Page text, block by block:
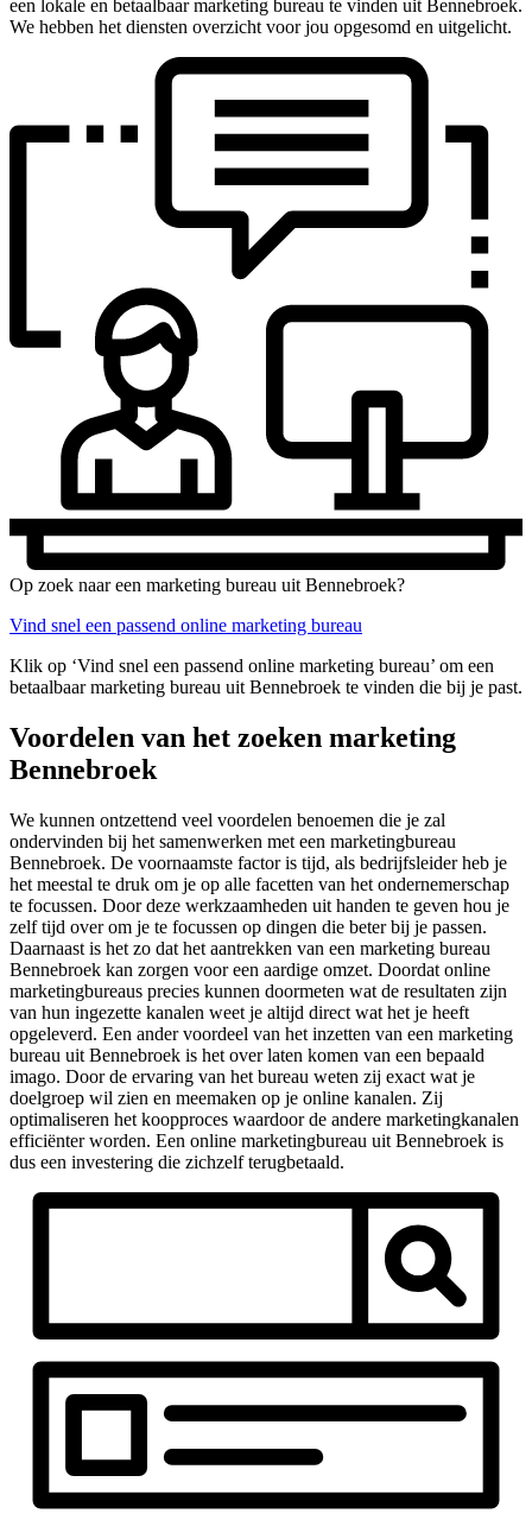
een lokale en betaalbaar marketing bureau te vinden uit Bennebroek.
We hebben het diensten overzicht voor jou opgesomd en uitgelicht.
Op zoek naar een marketing bureau uit Bennebroek?
Vind snel een passend online marketing bureau
Klik op ‘Vind snel een passend online marketing bureau’ om een
betaalbaar marketing bureau uit Bennebroek te vinden die bij je past.
Voordelen van het zoeken marketing
Bennebroek
We kunnen ontzettend veel voordelen benoemen die je zal
ondervinden bij het samenwerken met een marketingbureau
Bennebroek. De voornaamste factor is tijd, als bedrijfsleider heb je
het meestal te druk om je op alle facetten van het ondernemerschap
te focussen. Door deze werkzaamheden uit handen te geven hou je
zelf tijd over om je te focussen op dingen die beter bij je passen.
Daarnaast is het zo dat het aantrekken van een marketing bureau
Bennebroek kan zorgen voor een aardige omzet. Doordat online
marketingbureaus precies kunnen doormeten wat de resultaten zijn
van hun ingezette kanalen weet je altijd direct wat het je heeft
opgeleverd. Een ander voordeel van het inzetten van een marketing
bureau uit Bennebroek is het over laten komen van een bepaald
imago. Door de ervaring van het bureau weten zij exact wat je
doelgroep wil zien en meemaken op je online kanalen. Zij
optimaliseren het koopproces waardoor de andere marketingkanalen
efficiënter worden. Een online marketingbureau uit Bennebroek is
dus een investering die zichzelf terugbetaald.